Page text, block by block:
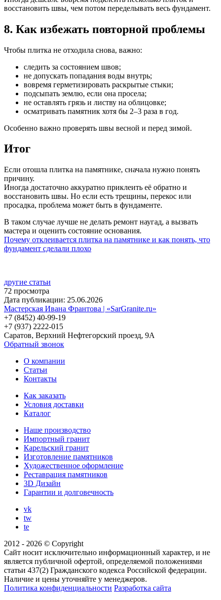
восстановить швы, чем потом переделывать весь фундамент.
8. Как избежать повторной проблемы
Чтобы плитка не отходила снова, важно:
следить за состоянием швов;
не допускать попадания воды внутрь;
вовремя герметизировать раскрытые стыки;
подсыпать землю, если она просела;
не оставлять грязь и листву на облицовке;
осматривать памятник хотя бы 2–3 раза в год.
Особенно важно проверять швы весной и перед зимой.
Итог
Если отошла плитка на памятнике, сначала нужно понять
причину.
Иногда достаточно аккуратно приклеить её обратно и
восстановить швы. Но если есть трещины, перекос или
просадка, проблема может быть в фундаменте.
В таком случае лучше не делать ремонт наугад, а вызвать
мастера и оценить состояние основания.
Почему отклеивается плитка на памятнике и как понять, что
фундамент сделали плохо
другие статьи
72 просмотра
Дата публикации: 25.06.2026
Мастерская Ивана Франтова | «SarGranite.ru»
+7 (8452) 40-99-19
+7 (937) 2222-015
Саратов, Верхний Нефтегорский проезд, 9А
Обратный звонок
О компании
Статьи
Контакты
Как заказать
Условия доставки
Каталог
Наше производство
Импортный гранит
Карельский гранит
Изготовление памятников
Художественное оформление
Реставрация памятников
3D Дизайн
Гарантии и долговечность
vk
tw
te
2012 - 2026 © Copyright
Сайт носит исключительно информационный характер, и не
является публичной офертой, определяемой положениями
статьи 437(2) Гражданского кодекса Российской федерации.
Наличие и цены уточняйте у менеджеров.
Политика конфиденциальности Разработка сайта